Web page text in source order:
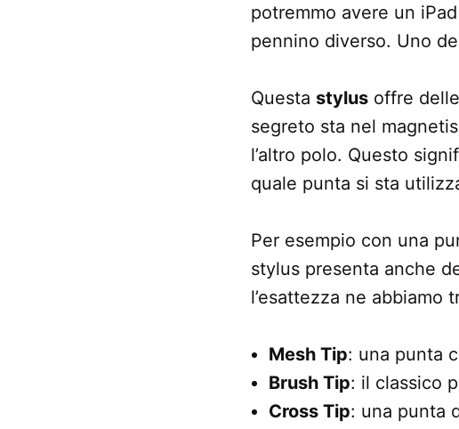
potremmo avere un
pennino diverso. Uno
Questa stylus offre
segreto sta nel
l’altro polo. Questo
quale punta si sta
Per esempio con una
stylus presenta anche
l’esattezza ne abbiamo
Mesh Tip: una punta
Brush Tip: il classico
Cross Tip: una punta